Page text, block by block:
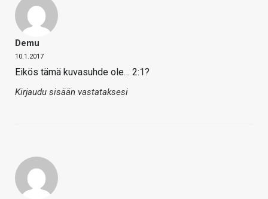
Demu
10.1.2017
Eikös tämä kuvasuhde ole… 2:1?
Kirjaudu sisään vastataksesi